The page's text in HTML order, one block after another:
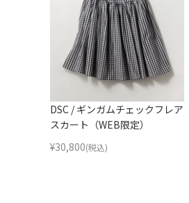
DSC / ギンガムチェックフレア
スカート（WEB限定）
¥30,800(税込)